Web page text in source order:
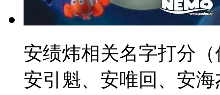
安绩炜相关名字打分
安引魁、安唯回、安